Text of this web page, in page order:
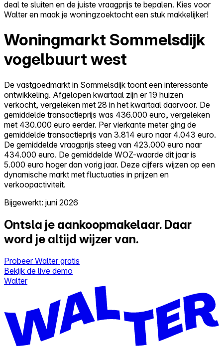
deal te sluiten en de juiste vraagprijs te bepalen. Kies voor
Walter en maak je woningzoektocht een stuk makkelijker!
Woningmarkt Sommelsdijk
vogelbuurt west
De vastgoedmarkt in Sommelsdijk toont een interessante
ontwikkeling. Afgelopen kwartaal zijn er 19 huizen
verkocht, vergeleken met 28 in het kwartaal daarvoor. De
gemiddelde transactieprijs was 436.000 euro, vergeleken
met 430.000 euro eerder. Per vierkante meter ging de
gemiddelde transactieprijs van 3.814 euro naar 4.043 euro.
De gemiddelde vraagprijs steeg van 423.000 euro naar
434.000 euro. De gemiddelde WOZ-waarde dit jaar is
5.000 euro hoger dan vorig jaar. Deze cijfers wijzen op een
dynamische markt met fluctuaties in prijzen en
verkoopactiviteit.
Bijgewerkt: juni 2026
Ontsla je aankoopmakelaar. Daar
word je altijd wijzer van.
Probeer Walter gratis
Bekijk de live demo
Walter